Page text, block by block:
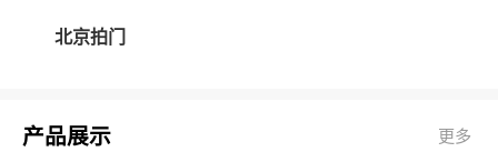
北京拍门
产品展示 更多